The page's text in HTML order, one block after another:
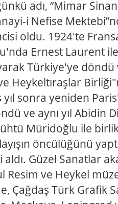
adı, “Mimar
i Nefise
oldu. 1924'te
Ernest Laurent ile
Türkiye'ye döndü
Heykeltıraşlar
yıl sonra yeniden
ve aynı yıl Abidin
Müridoğlu ile
öncülüğünü
aldı. Güzel Sanatlar
Resim ve Heykel
Çağdaş Türk Grafik